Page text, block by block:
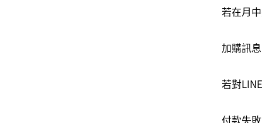
若在月
加購訊
若對
付款失